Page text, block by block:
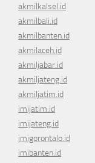
akmilkalsel.id
akmilbali.id
akmilbanten.id
akmilaceh.id
akmiljabar.id
akmiljateng.id
akmiljatim.id
imijatim.id
imijateng.id
imigorontalo.id
imibanten.id